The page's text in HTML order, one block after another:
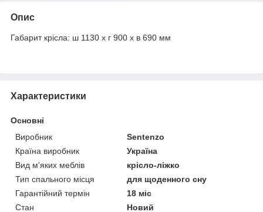
Опис
Габарит крісла: ш 1130 х г 900 х в 690 мм
Характеристики
Основні
Виробник
Sentenzo
Країна виробник
Україна
Вид м'яких меблів
крісло-ліжко
Тип спального місця
для щоденного сну
Гарантійний термін
18 міс
Стан
Новий